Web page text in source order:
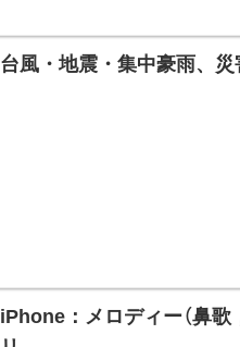
台風・地震・集中豪雨、
iPhone：メロディー（鼻歌